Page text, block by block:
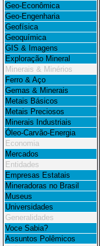
Geo-Econômica
Geo-Engenharia
Geofísica
Geoquímica
GIS & Imagens
Exploração Mineral
Minerais & Minérios
Ferro & Aço
Gemas & Minerais
Metais Básicos
Metais Preciosos
Minerais Industriais
Óleo-Carvão-Energia
Economia
Mercados
Entidades
Empresas Estatais
Mineradoras no Brasil
Museus
Universidades
Generalidades
Voce Sabia?
Assuntos Polêmicos